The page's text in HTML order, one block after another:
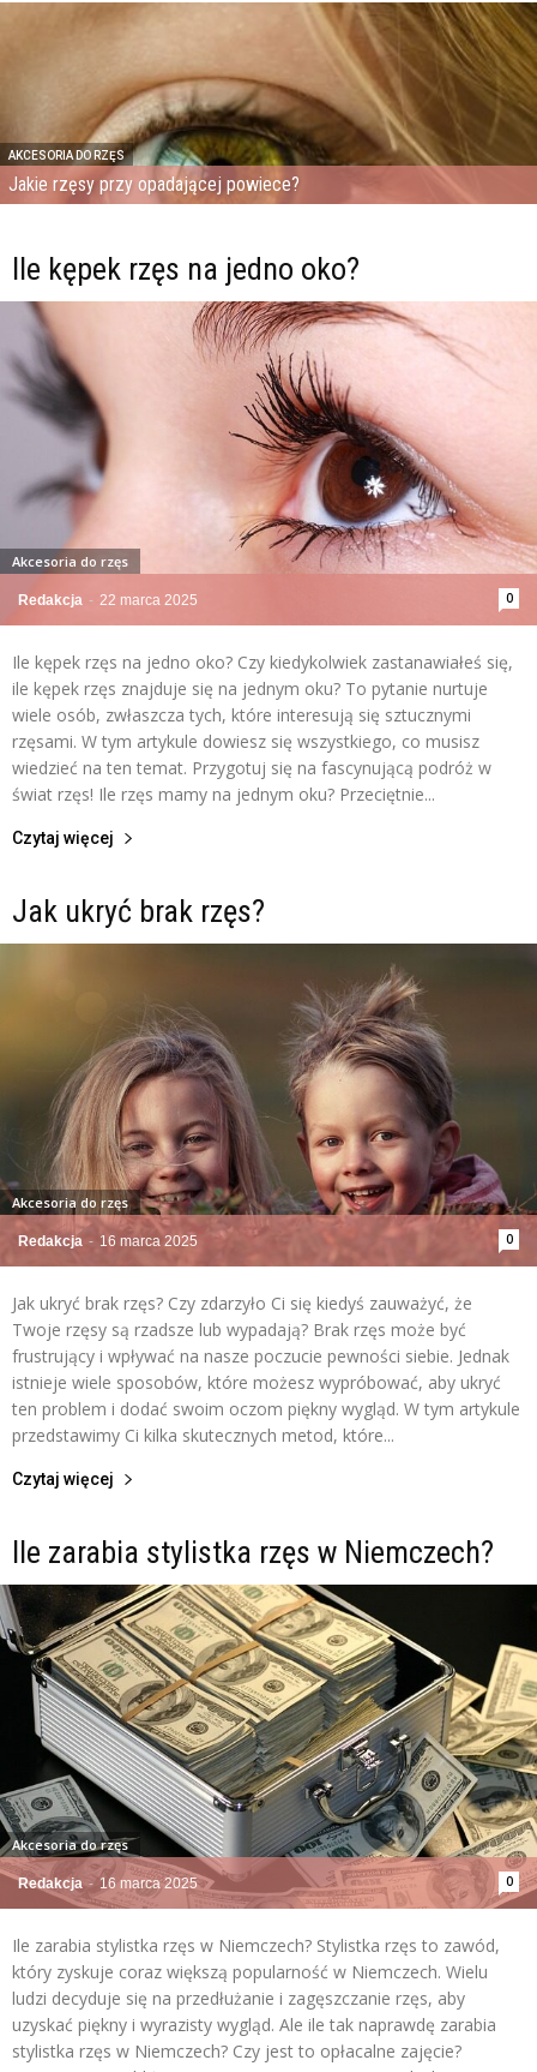
AKCESORIA DO RZĘS
Jakie rzęsy przy opadającej powiece?
Ile kępek rzęs na jedno oko?
Redakcja - 22 marca 2025 0
Akcesoria do rzęs
Ile kępek rzęs na jedno oko? Czy kiedykolwiek zastanawiałeś się,
ile kępek rzęs znajduje się na jednym oku? To pytanie nurtuje
wiele osób, zwłaszcza tych, które interesują się sztucznymi
rzęsami. W tym artykule dowiesz się wszystkiego, co musisz
wiedzieć na ten temat. Przygotuj się na fascynującą podróż w
świat rzęs! Ile rzęs mamy na jednym oku? Przeciętnie...
Czytaj więcej
Jak ukryć brak rzęs?
Redakcja - 16 marca 2025 0
Akcesoria do rzęs
Jak ukryć brak rzęs? Czy zdarzyło Ci się kiedyś zauważyć, że
Twoje rzęsy są rzadsze lub wypadają? Brak rzęs może być
frustrujący i wpływać na nasze poczucie pewności siebie. Jednak
istnieje wiele sposobów, które możesz wypróbować, aby ukryć
ten problem i dodać swoim oczom piękny wygląd. W tym artykule
przedstawimy Ci kilka skutecznych metod, które...
Czytaj więcej
Ile zarabia stylistka rzęs w Niemczech?
Redakcja - 16 marca 2025 0
Akcesoria do rzęs
Ile zarabia stylistka rzęs w Niemczech? Stylistka rzęs to zawód,
który zyskuje coraz większą popularność w Niemczech. Wielu
ludzi decyduje się na przedłużanie i zagęszczanie rzęs, aby
uzyskać piękny i wyrazisty wygląd. Ale ile tak naprawdę zarabia
stylistka rzęs w Niemczech? Czy jest to opłacalne zajęcie?